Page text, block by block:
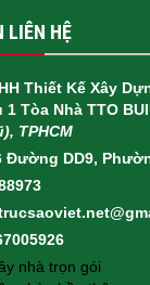
LIÊN HỆ
Thiết Kế Xây
Tòa Nhà TTO
TPHCM
Đường DD9,
nhà trọn gói